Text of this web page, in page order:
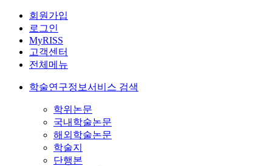
회원가입
로그인
MyRISS
고객센터
전체메뉴
학술연구정보서비스 검색
학위논문
국내학술논문
해외학술논문
학술지
단행본